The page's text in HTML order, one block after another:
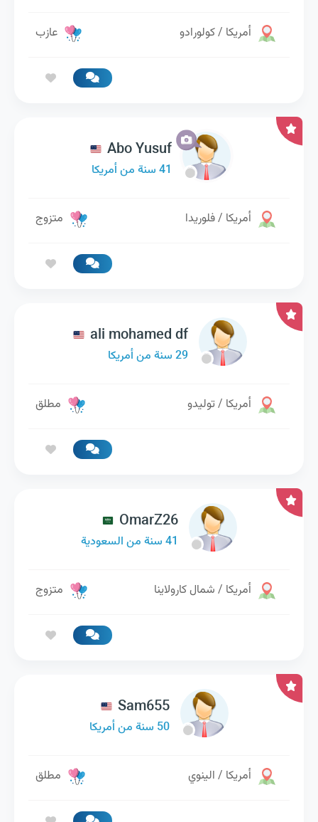
أمريكا / كولورادو عازب
Abo Yusuf
41 سنة من أمريكا
أمريكا / فلوريدا متزوج
ali mohamed df
29 سنة من أمريكا
أمريكا / توليدو مطلق
OmarZ26
41 سنة من السعودية
أمريكا / شمال كارولاينا متزوج
Sam655
50 سنة من أمريكا
أمريكا / الينوي مطلق